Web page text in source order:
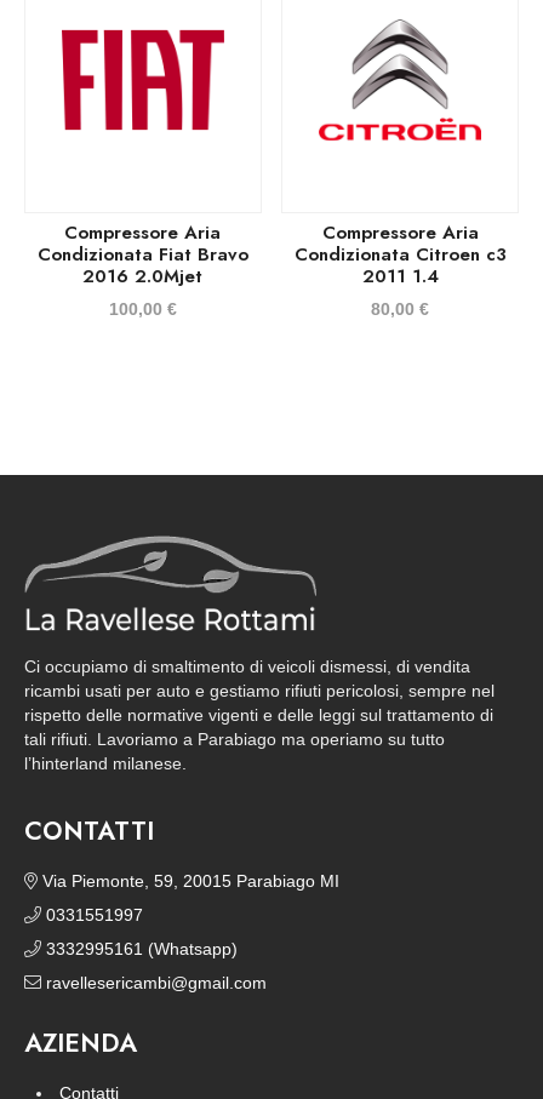
Compressore Aria
Condizionata Fiat Bravo
2016 2.0Mjet
100,00 €
Compressore Aria
Condizionata Citroen c3
2011 1.4
80,00€
Ci occupiamo di smaltimento di veicoli dismessi, di vendita
ricambi usati per auto e gestiamo rifiuti pericolosi, sempre nel
rispetto delle normative vigenti e delle leggi sul trattamento di
tali rifiuti. Lavoriamo a Parabiago ma operiamo su tutto
l’hinterland milanese.
CONTATTI
Via Piemonte, 59, 20015 Parabiago MI
0331551997
3332995161 (Whatsapp)
ravellesericambi@gmail.com
AZIENDA
Contatti